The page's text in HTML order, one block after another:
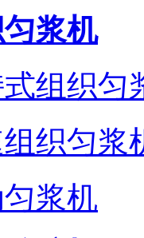
浆机
组织匀
织匀浆
浆机